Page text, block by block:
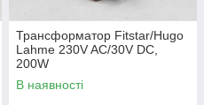
Трансформатор Fitstar/Hugo
Lahme 230V AC/30V DC,
200W
В наявності